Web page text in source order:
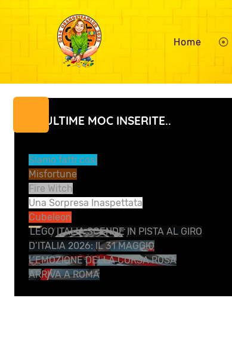
Home
LE ULTIME MOC INSERITE..
Siamo fatti così
Misfortune
Fire Witch
Una Sorpresa Inaspettata
Cubeleon
LEGO ITALIA SCENDE IN PISTA AL GIRO
D’ITALIA 2026: IL 31 MAGGIO
L’EMOZIONE DELLA CORSA ROSA
ARRIVA A ROMA